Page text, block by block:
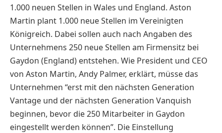
1.000 neuen Stellen in Wales und England. Aston
Martin plant 1.000 neue Stellen im Vereinigten
Königreich. Dabei sollen auch nach Angaben des
Unternehmens 250 neue Stellen am Firmensitz bei
Gaydon (England) entstehen. Wie President und CEO
von Aston Martin, Andy Palmer, erklärt, müsse das
Unternehmen “erst mit den nächsten Generation
Vantage und der nächsten Generation Vanquish
beginnen, bevor die 250 Mitarbeiter in Gaydon
eingestellt werden können”. Die Einstellung